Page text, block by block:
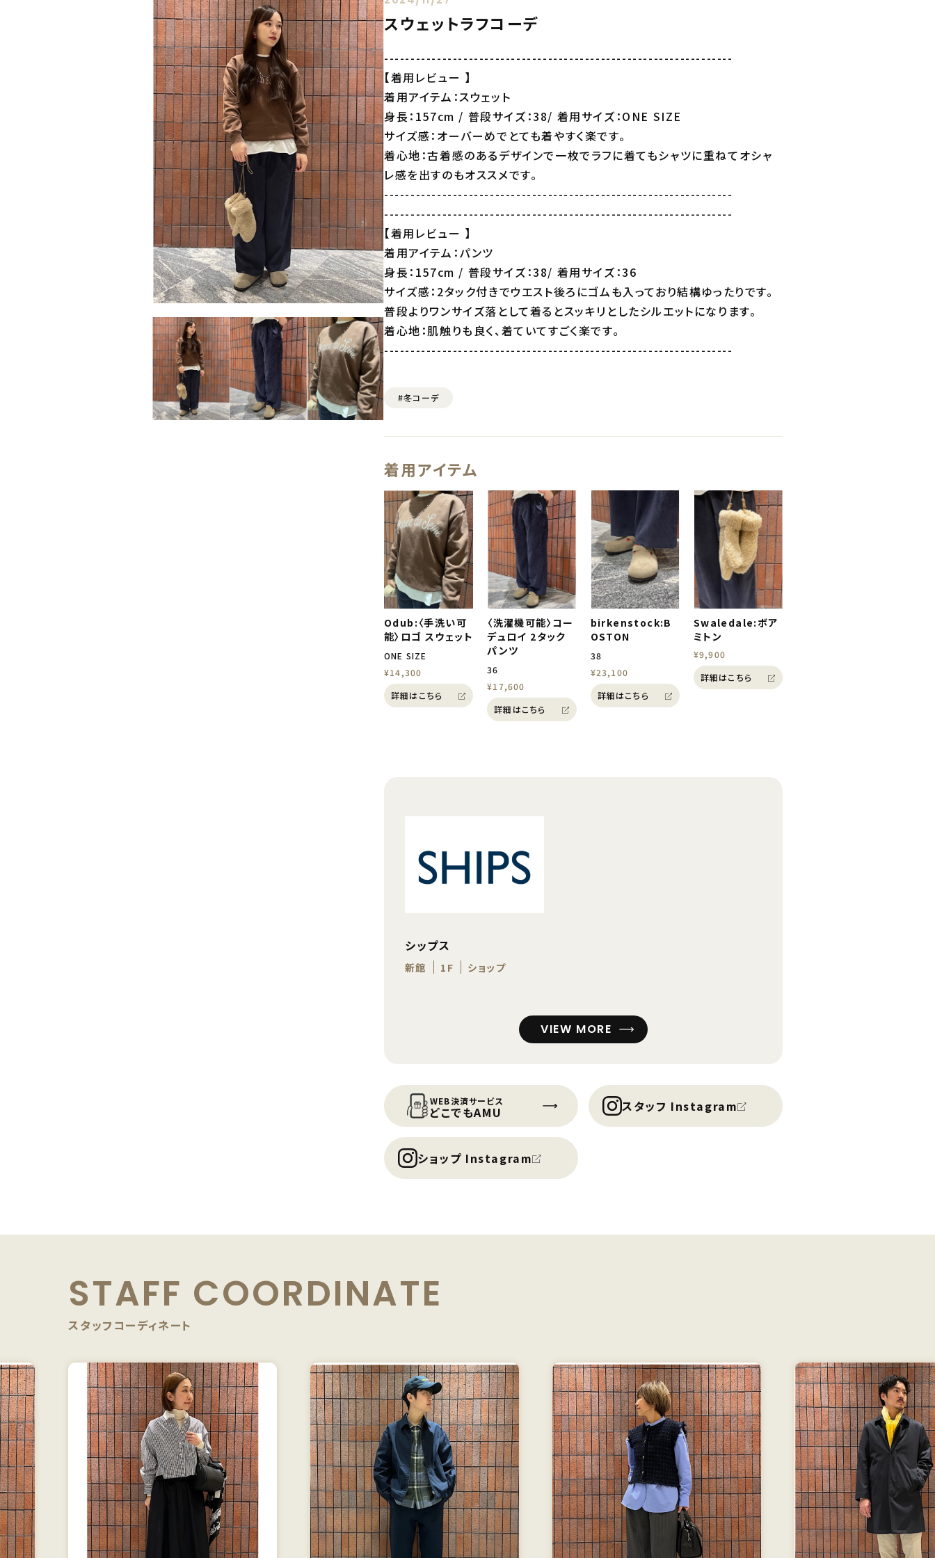
スウェットラフコーデ
------------------------------------------------------------------
【着用レビュー 】
着用アイテム：スウェット
身長：157cm / 普段サイズ：38/ 着用サイズ：ONE SIZE
サイズ感：オーバーめでとても着やすく楽です。
着心地：古着感のあるデザインで一枚でラフに着てもシャツに重ねてオシャ
レ感を出すのもオススメです。
------------------------------------------------------------------
------------------------------------------------------------------
【着用レビュー 】
着用アイテム：パンツ
身長：157cm / 普段サイズ：38/ 着用サイズ：36
サイズ感：2タック付きでウエスト後ろにゴムも入っており結構ゆったりです。
普段よりワンサイズ落として着るとスッキリとしたシルエットになります。
着心地：肌触りも良く、着ていてすごく楽です。
------------------------------------------------------------------
#冬コーデ
着用アイテム
Odub:〈手洗い可
能〉ロゴ スウェット
ONE SIZE
¥14,300
詳細はこちら
〈洗濯機可能〉コー
デュロイ 2タック
パンツ
36
¥17,600
詳細はこちら
birkenstock:B
OSTON
38
¥23,100
詳細はこちら
Swaledale:ボア
ミトン
¥9,900
詳細はこちら
シップス
新館 1F ショップ
VIEW MORE
WEB決済サービス
どこでもAMU スタッフ Instagram
ショップ Instagram
STAFF COORDINATE
スタッフコーディネート